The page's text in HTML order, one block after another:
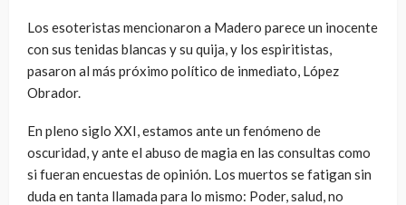
Los esoteristas mencionaron a Madero parece un inocente
con sus tenidas blancas y su quija, y los espiritistas,
pasaron al más próximo político de inmediato, López
Obrador.
En pleno siglo XXI, estamos ante un fenómeno de
oscuridad, y ante el abuso de magia en las consultas como
si fueran encuestas de opinión. Los muertos se fatigan sin
duda en tanta llamada para lo mismo: Poder, salud, no